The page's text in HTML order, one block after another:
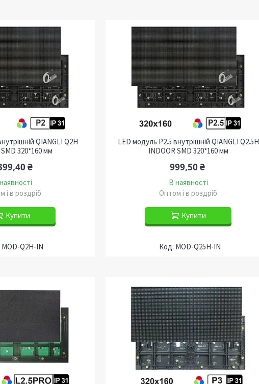
QIANGLI Q2H
320*160 мм
₴
і в роздріб
Купити
MOD-Q2H-IN
LED модуль P2.5 внутрішній QIANGLI Q2.5H
INDOOR SMD 320*160 мм
999,50 ₴
В наявності
Оптом і в роздріб
Купити
MOD-Q25H-IN